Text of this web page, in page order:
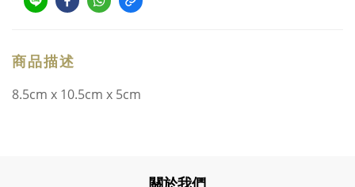
商品描述
8.5cm x 10.5cm x 5cm
關於我們